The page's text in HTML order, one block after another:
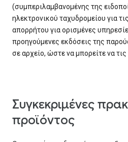
(συμπεριλαμβανομένης της
ηλεκτρονικού ταχυδρομείου για
απορρήτου για ορισμένες
προηγούμενες εκδόσεις της
σε αρχείο, ώστε να μπορείτε να τις
Συγκεκριμένες
προϊόντος